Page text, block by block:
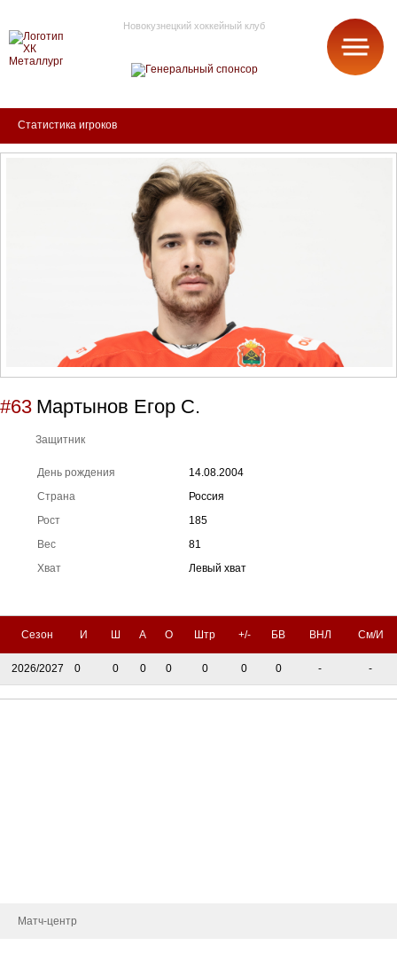
Новокузнецкий хоккейный клуб
Статистика игроков
#63 Мартынов Егор С.
Защитник
День рождения
Страна
Рост
Вес
Хват
14.08.2004
Россия
185
81
Левый хват
Сезон И Ш А О Штр +/- БВ ВНЛ См/И
2026/2027 0 0 0 0 0 0 0 - -
Матч-центр